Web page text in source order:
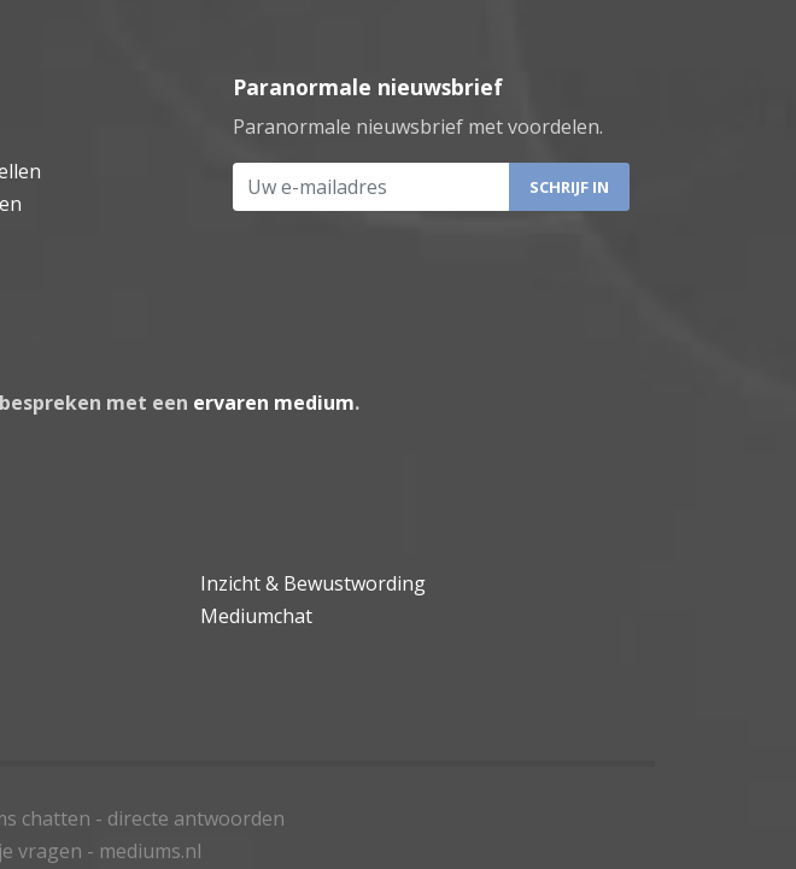
Paranormale nieuwsbrief
Paranormale nieuwsbrief met voordelen.
Uw e-mailadres
met een ervaren medium.
Inzicht & Bewustwording
Mediumchat
chatten - directe antwoorden
vragen - mediums.nl